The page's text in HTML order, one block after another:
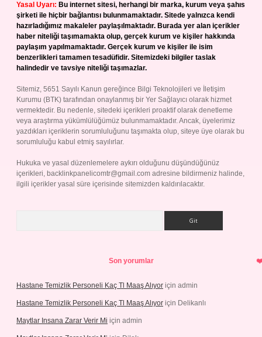
Yasal Uyarı: Bu internet sitesi, herhangi bir marka, kurum veya şahıs
şirketi ile hiçbir bağlantısı bulunmamaktadır. Sitede yalnızca kendi
hazırladığımız makaleler paylaşılmaktadır. Burada yer alan içerikler
haber niteliği taşımamakta olup, gerçek kurum ve kişiler hakkında
paylaşım yapılmamaktadır. Gerçek kurum ve kişiler ile isim
benzerlikleri tamamen tesadüfidir. Sitemizdeki bilgiler taslak
halindedir ve tavsiye niteliği taşımazlar.
Sitemiz, 5651 Sayılı Kanun gereğince Bilgi Teknolojileri ve İletişim
Kurumu (BTK) tarafından onaylanmış bir Yer Sağlayıcı olarak hizmet
vermektedir. Bu nedenle, sitedeki içerikleri proaktif olarak denetleme
veya araştırma yükümlülüğümüz bulunmamaktadır. Ancak, üyelerimiz
yazdıkları içeriklerin sorumluluğunu taşımakta olup, siteye üye olarak bu
sorumluluğu kabul etmiş sayılırlar.
Hukuka ve yasal düzenlemelere aykırı olduğunu düşündüğünüz
içerikleri, backlinkpanelicomtr@gmail.com adresine bildirmeniz halinde,
ilgili içerikler yasal süre içerisinde sitemizden kaldırılacaktır.
Son yorumlar
Hastane Temizlik Personeli Kaç Tl Maaş Alıyor için admin
Hastane Temizlik Personeli Kaç Tl Maaş Alıyor için Delikanlı
Maytlar Insana Zarar Verir Mi için admin